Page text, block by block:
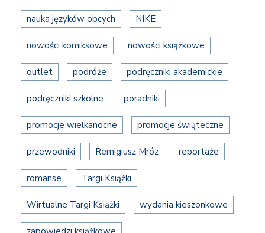
nauka języków obcych NIKE
nowości komiksowe nowości książkowe
outlet podróże podręczniki akademickie
podręczniki szkolne poradniki
promocje wielkanocne promocje świąteczne
przewodniki Remigiusz Mróz reportaże
romanse Targi Książki
Wirtualne Targi Książki wydania kieszonkowe